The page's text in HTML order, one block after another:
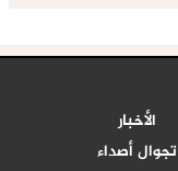
الأخبار
تجوال أصداء